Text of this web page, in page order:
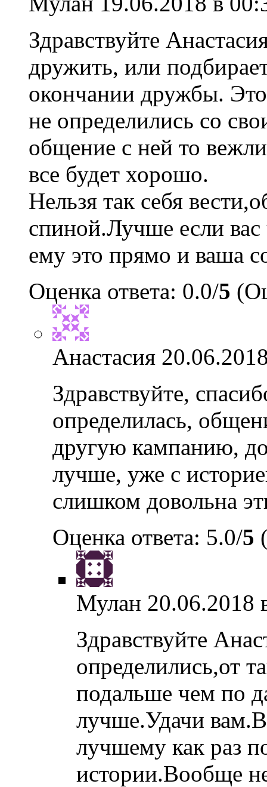
Здравствуйте
дружить, или
окончании дружбы.
не определились со
общение с ней то
все будет хорошо.
Нельзя так себя
спиной.Лучше если вас
ему это прямо и ваша
Оценка ответа: 0.0/5
Анастасия
Здравствуйте,
определилась,
другую кампанию,
лучше, уже с
слишком довольна
Оценка ответа: 5.0/5
Мулан 20.06.2018
Здравствуйте
определились,от
подальше чем по
лучше.Удачи
лучшему как раз
истории.Вообще